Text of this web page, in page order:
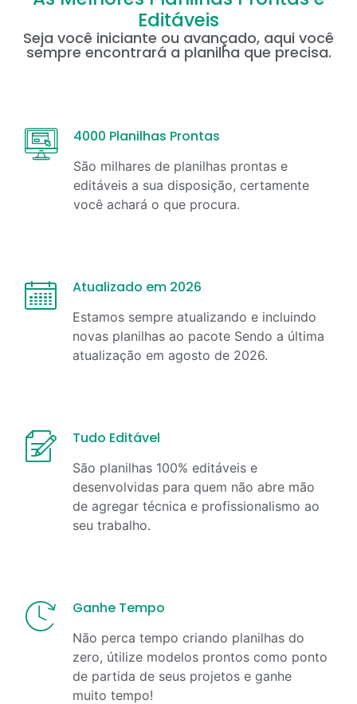
Editáveis
Seja você iniciante ou avançado, aqui você
sempre encontrará a planilha que precisa.
4000 Planilhas Prontas
São milhares de planilhas prontas e
editáveis a sua disposição, certamente
você achará o que procura.
Atualizado em 2026
Estamos sempre atualizando e incluindo
novas planilhas ao pacote Sendo a última
atualização em agosto de 2026.
Tudo Editável
São planilhas 100% editáveis e
desenvolvidas para quem não abre mão
de agregar técnica e profissionalismo ao
seu trabalho.
Ganhe Tempo
Não perca tempo criando planilhas do
zero, útilize modelos prontos como ponto
de partida de seus projetos e ganhe
muito tempo!